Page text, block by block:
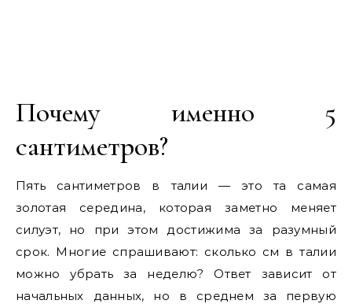
Почему именно 5
сантиметров?
Пять сантиметров в талии — это та самая
золотая середина, которая заметно меняет
силуэт, но при этом достижима за разумный
срок. Многие спрашивают: сколько см в талии
можно убрать за неделю? Ответ зависит от
начальных данных, но в среднем за первую